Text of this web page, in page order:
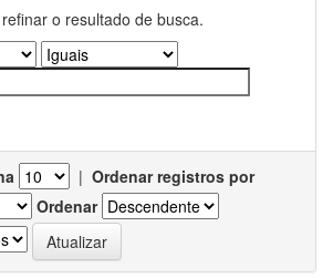
o resultado de busca.
| Ordenar registros por
Ordenar